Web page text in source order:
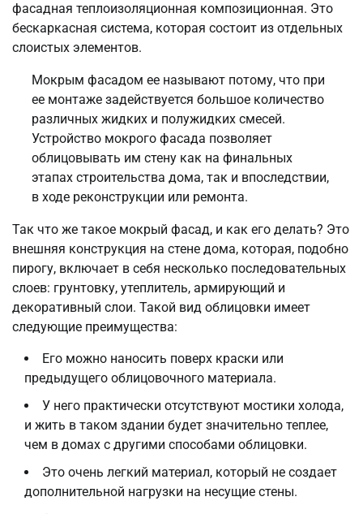
фасадная теплоизоляционная композиционная. Это
бескаркасная система, которая состоит из отдельных
слоистых элементов.
Мокрым фасадом ее называют потому, что при
ее монтаже задействуется большое количество
различных жидких и полужидких смесей.
Устройство мокрого фасада позволяет
облицовывать им стену как на финальных
этапах строительства дома, так и впоследствии,
в ходе реконструкции или ремонта.
Так что же такое мокрый фасад, и как его делать? Это
внешняя конструкция на стене дома, которая, подобно
пирогу, включает в себя несколько последовательных
слоев: грунтовку, утеплитель, армирующий и
декоративный слои. Такой вид облицовки имеет
следующие преимущества:
Его можно наносить поверх краски или
предыдущего облицовочного материала.
У него практически отсутствуют мостики холода,
и жить в таком здании будет значительно теплее,
чем в домах с другими способами облицовки.
Это очень легкий материал, который не создает
дополнительной нагрузки на несущие стены.